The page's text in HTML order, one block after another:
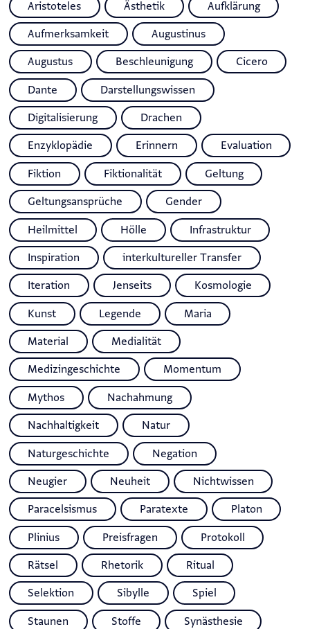
Aristoteles Ästhetik Aufklärung
Aufmerksamkeit Augustinus
Augustus Beschleunigung Cicero
Dante Darstellungswissen
Digitalisierung Drachen
Enzyklopädie Erinnern Evaluation
Fiktion Fiktionalität Geltung
Geltungsansprüche Gender
Heilmittel Hölle Infrastruktur
Inspiration interkultureller Transfer
Iteration Jenseits Kosmologie
Kunst Legende Maria
Material Medialität
Medizingeschichte Momentum
Mythos Nachahmung
Nachhaltigkeit Natur
Naturgeschichte Negation
Neugier Neuheit Nichtwissen
Paracelsismus Paratexte Platon
Plinius Preisfragen Protokoll
Rätsel Rhetorik Ritual
Selektion Sibylle Spiel
Staunen Stoffe Synästhesie